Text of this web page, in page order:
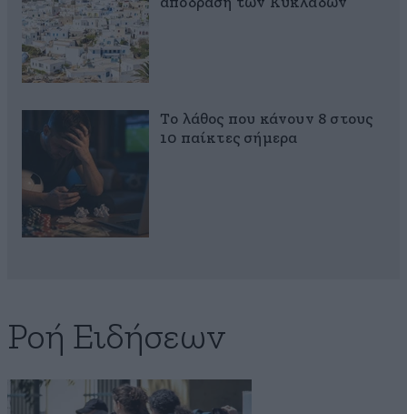
απόδραση των Κυκλάδων
Το λάθος που κάνουν 8 στους
10 παίκτες σήμερα
Ροή Ειδήσεων